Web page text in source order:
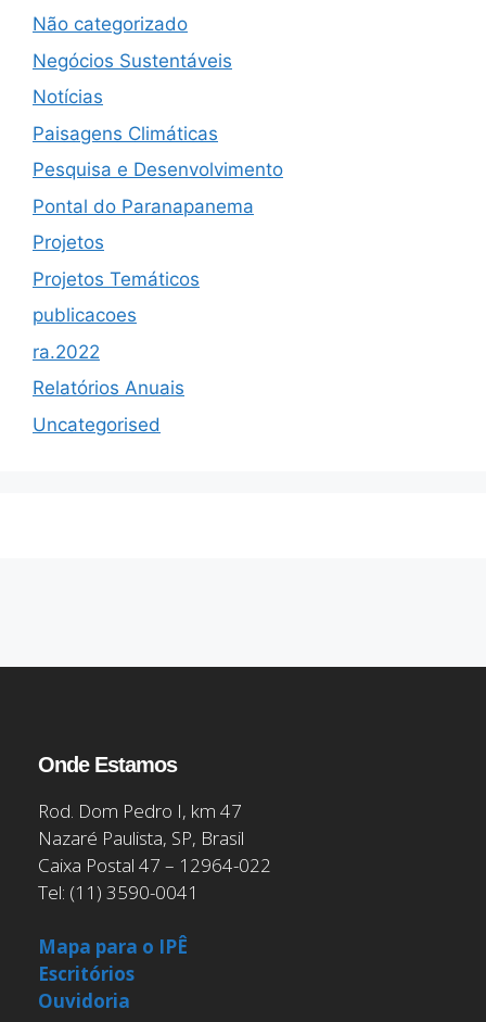
Não categorizado
Negócios Sustentáveis
Notícias
Paisagens Climáticas
Pesquisa e Desenvolvimento
Pontal do Paranapanema
Projetos
Projetos Temáticos
publicacoes
ra.2022
Relatórios Anuais
Uncategorised
Onde Estamos
Rod. Dom Pedro I, km 47
Nazaré Paulista, SP, Brasil
Caixa Postal 47 – 12964-022
Tel: (11) 3590-0041
Mapa para o IPÊ
Escritórios
Ouvidoria